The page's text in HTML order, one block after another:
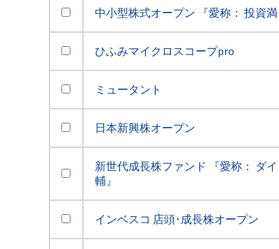
中小型株式オープン 『愛称： 投資満
ひふみマイクロスコープpro
ミュータント
日本新興株オープン
新世代成長株ファンド 『愛称： ダ
輔』
インベスコ 店頭･成長株オープン